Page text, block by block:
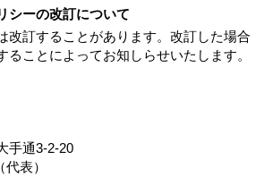
シーの改訂について
改訂することがあります。改訂した場合
ることによってお知しらせいたします。
手通3-2-20
表）